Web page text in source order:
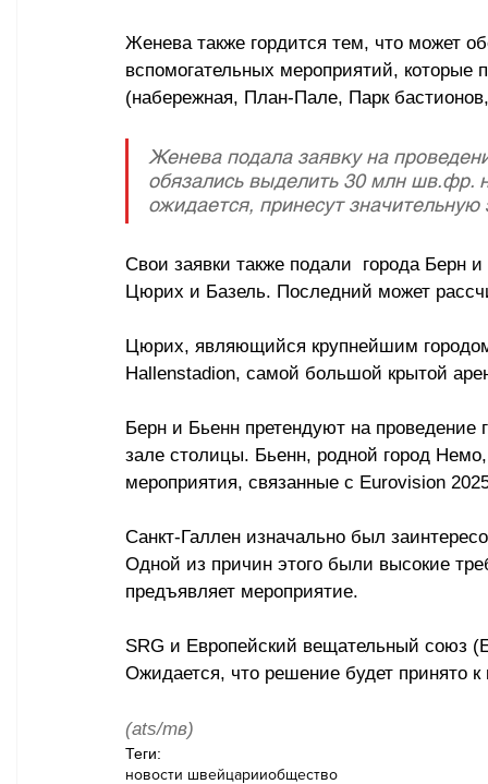
Женева также гордится тем, что может
вспомогательных мероприятий, которые
(набережная, План-Пале, Парк
Женева подала заявку на
обязались выделить 30 млн шв.фр.
ожидается, принесут значительную
Свои заявки также подали  города Берн
Цюрих и Базель. Последний может
Цюрих, являющийся крупнейшим
Hallenstadion, самой большой крытой
Берн и Бьенн претендуют на
зале столицы. Бьенн, родной город
мероприятия, связанные с Eurovision
Санкт-Галлен изначально был
Одной из причин этого были высокие
предъявляет мероприятие.
SRG и Европейский вещательный союз
Ожидается, что решение будет принято к
(ats/тв)
Теги:
новости швейцарииобщество